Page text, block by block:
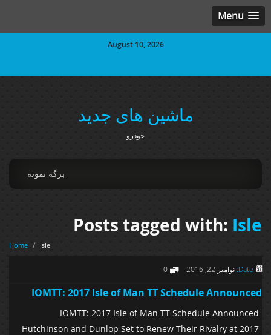
Menu
August 10, 2026
ماشین های جدید
خودرو
برگه نمونه
Posts tagged with:Isle
Home / Isle
Date: نوامبر 22, 2016 0
IOMTT: 2017 Isle of Man TT Schedule Announced
IOMTT: 2017 Isle of Man TT Schedule Announced
Hutchinson and Dunlop Set to Renew Their Rivalry at 2017